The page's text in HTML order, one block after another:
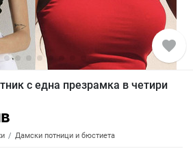
favorite
с една презрамка в четири
Дамски потници и бюстиета